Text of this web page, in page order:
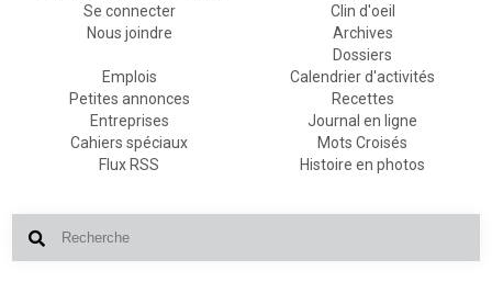
Se connecter
Nous joindre
Clin d'oeil
Archives
Dossiers
Emplois
Petites annonces
Entreprises
Cahiers spéciaux
Flux RSS
Calendrier d'activités
Recettes
Journal en ligne
Mots Croisés
Histoire en photos